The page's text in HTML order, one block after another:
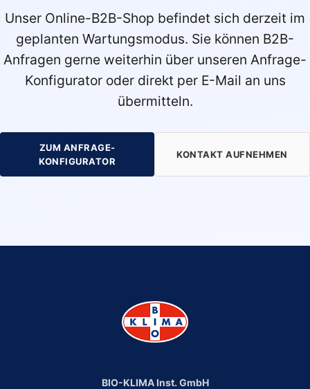
Unser Online-B2B-Shop befindet sich derzeit im
geplanten Wartungsmodus. Sie können B2B-
Anfragen gerne weiterhin über unseren Anfrage-
Konfigurator oder direkt per E-Mail an uns
übermitteln.
ZUM ANFRAGE-
KONFIGURATOR
KONTAKT AUFNEHMEN
BIO-KLIMA Inst. GmbH